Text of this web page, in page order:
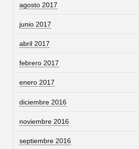
agosto 2017
junio 2017
abril 2017
febrero 2017
enero 2017
diciembre 2016
noviembre 2016
septiembre 2016